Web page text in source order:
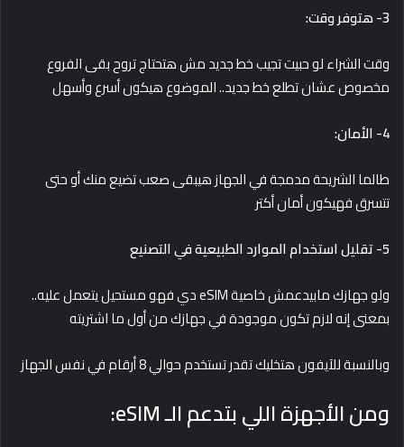
3- هتوفر وقت:
وقت الشراء لو حبيت تجيب خط جديد مش هتحتاج تروح بقى الفروع
مخصوص عشان تطلع خط جديد.. الموضوع هيكون أسرع وأسهل
4- الأمان:
طالما الشريحة مدمجة في الجهاز هيبقى صعب تضيع منك أو حتى
تتسرق فهيكون أمان أكتر
5- تقليل استخدام الموارد الطبيعية في التصنيع
ولو جهازك مابيدعمش خاصية eSIM دي فهو مستحيل يتعمل عليه..
بمعنى إنه لازم تكون موجودة في جهازك من أول ما اشتريته
وبالنسبة للآيفون هتخليك تقدر تستخدم حوالي 8 أرقام في نفس الجهاز
ومن الأجهزة اللي بتدعم الـ eSIM: